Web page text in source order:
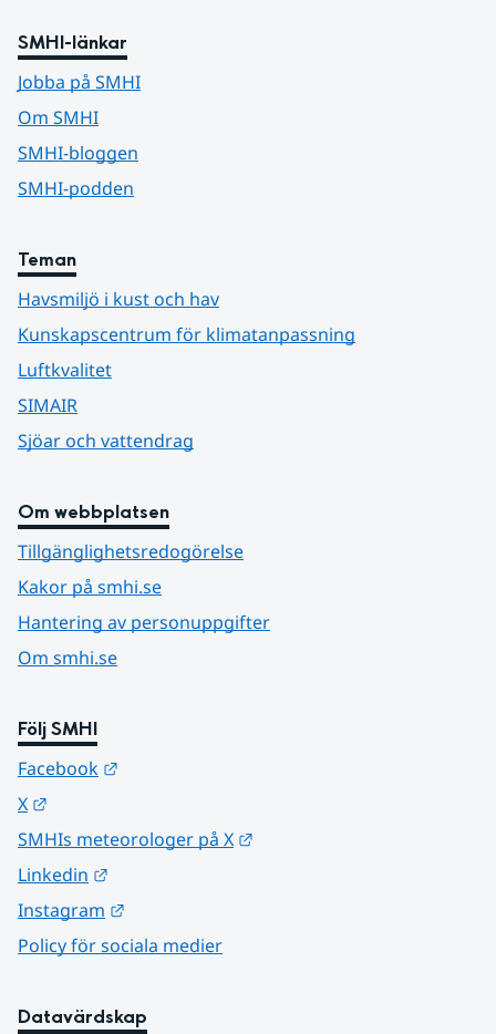
SMHI-länkar
Jobba på SMHI
Om SMHI
SMHI-bloggen
SMHI-podden
Teman
Havsmiljö i kust och hav
Kunskapscentrum för klimatanpassning
Luftkvalitet
SIMAIR
Sjöar och vattendrag
Om webbplatsen
Tillgänglighetsredogörelse
Kakor på smhi.se
Hantering av personuppgifter
Om smhi.se
Följ SMHI
Facebook
X
SMHIs meteorologer på X
Linkedin
Instagram
Policy för sociala medier
Datavärdskap